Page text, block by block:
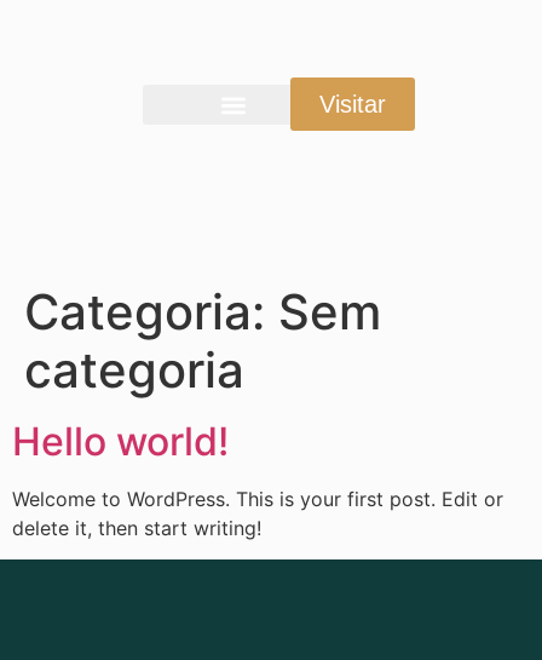
Visitar
Categoria: Sem
categoria
Hello world!
Welcome to WordPress. This is your first post. Edit or
delete it, then start writing!